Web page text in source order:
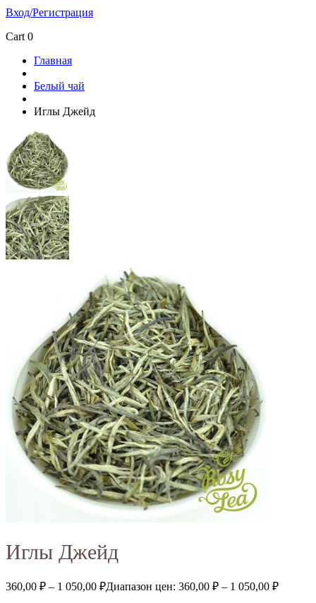
Вход/Регистрация
Cart 0
Главная
Белый чай
Иглы Джейд
Иглы Джейд
360,00 ₽ – 1 050,00 ₽Диапазон цен: 360,00 ₽ – 1 050,00 ₽